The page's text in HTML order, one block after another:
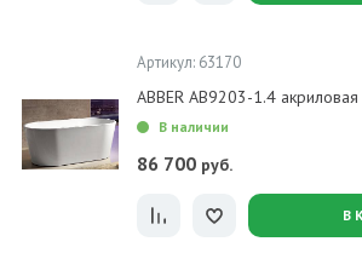
Артикул: 63170
ABBER AB9203-1.4
В наличии
86 700 руб.
В